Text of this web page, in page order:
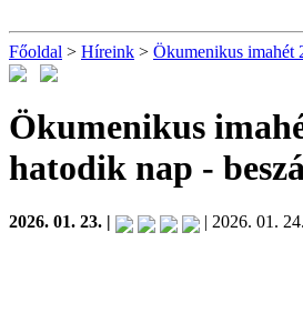
Főoldal > Híreink > Ökumenikus imahét
Ökumenikus
hatodik nap -
2026. 01. 23. | | 2026. 01. 24.